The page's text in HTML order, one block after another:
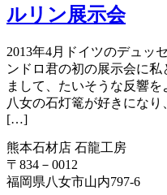
ルリン展示会
2013年4月ドイツのデュッ
ンドロ君の初の展示会に
まして、たいそうな反響
八女の石灯篭が好きにな
[…]
熊本石材店 石龍工房
〒834－0012
福岡県八女市山内797-6